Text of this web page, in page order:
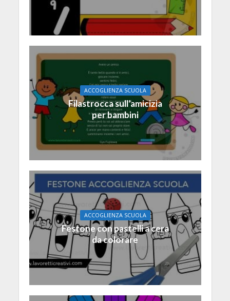
ACCOGLIENZA SCUOLA
Filastrocca sull’amicizia
per bambini
ACCOGLIENZA SCUOLA
Festone con pastelli a cera
da colorare